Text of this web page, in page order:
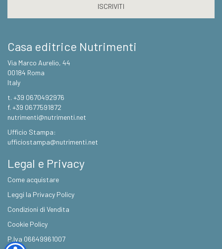
Casa editrice Nutrimenti
Via Marco Aurelio, 44
00184 Roma
Italy
t. +39 0670492976
f. +39 0677591872
nutrimenti@nutrimenti.net
Ufficio Stampa:
ufficiostampa@nutrimenti.net
Legal e Privacy
Come acquistare
Leggi la Privacy Policy
Condizioni di Vendita
Cookie Policy
P.Iva 06649961007